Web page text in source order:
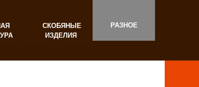
СКОБЯНЫЕ
ИЗДЕЛИЯ
РАЗНОЕ